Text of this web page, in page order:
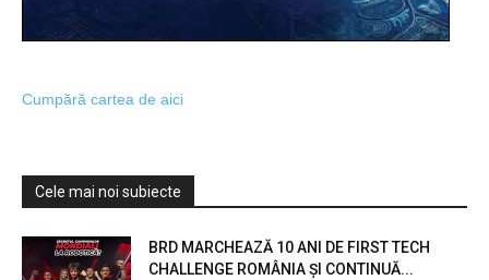
Cumpără cartea de aici
Cele mai noi subiecte
BRD MARCHEAZĂ 10 ANI DE FIRST TECH
CHALLENGE ROMÂNIA ȘI CONTINUĂ...